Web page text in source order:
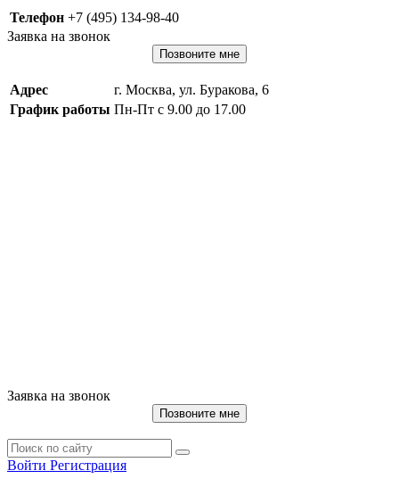
Телефон +7 (495) 134-98-40
Заявка на звонок
Позвоните мне
Адрес
г. Москва, ул. Буракова, 6
График работы Пн-Пт с 9.00 до 17.00
Заявка на звонок
Позвоните мне
Войти Регистрация